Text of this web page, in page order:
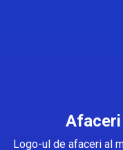
Logo-ul de afaceri al